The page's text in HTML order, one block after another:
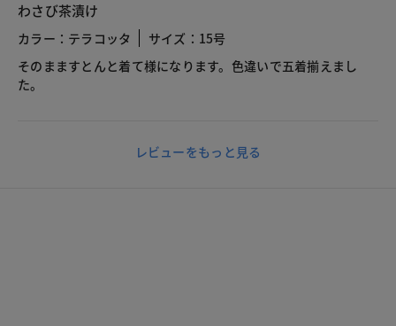
わさび茶漬け
カラー：テラコッタ
サイズ：15号
そのまますとんと着て様になります。色違いで五着揃えまし
た。
レビューをもっと見る